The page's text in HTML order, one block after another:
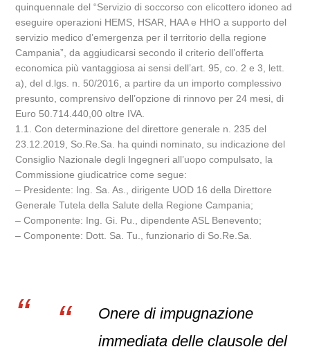
quinquennale del “Servizio di soccorso con elicottero idoneo ad
eseguire operazioni HEMS, HSAR, HAA e HHO a supporto del
servizio medico d’emergenza per il territorio della regione
Campania”, da aggiudicarsi secondo il criterio dell’offerta
economica più vantaggiosa ai sensi dell’art. 95, co. 2 e 3, lett.
a), del d.lgs. n. 50/2016, a partire da un importo complessivo
presunto, comprensivo dell’opzione di rinnovo per 24 mesi, di
Euro 50.714.440,00 oltre IVA.
1.1. Con determinazione del direttore generale n. 235 del
23.12.2019, So.Re.Sa. ha quindi nominato, su indicazione del
Consiglio Nazionale degli Ingegneri all’uopo compulsato, la
Commissione giudicatrice come segue:
– Presidente: Ing. Sa. As., dirigente UOD 16 della Direttore
Generale Tutela della Salute della Regione Campania;
– Componente: Ing. Gi. Pu., dipendente ASL Benevento;
– Componente: Dott. Sa. Tu., funzionario di So.Re.Sa.
Onere di impugnazione
immediata delle clausole del